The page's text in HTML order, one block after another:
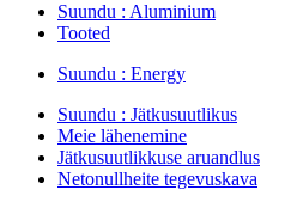
Suundu : Aluminium
Tooted
Suundu : Energy
Suundu : Jätkusuutlikus
Meie lähenemine
Jätkusuutlikkuse aruandlus
Netonullheite tegevuskava